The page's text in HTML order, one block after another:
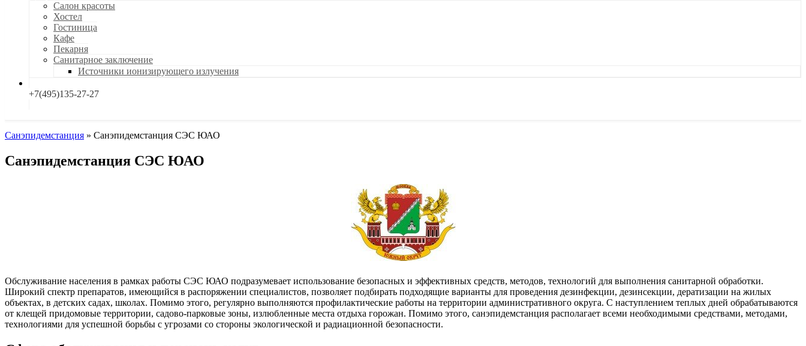
Салон красоты
Хостел
Гостиница
Кафе
Пекарня
Санитарное заключение
Источники ионизирующего излучения
+7(495)135-27-27
Санэпидемстанция » Санэпидемстанция СЭС ЮАО
Санэпидемстанция СЭС ЮАО
Обслуживание населения в рамках работы СЭС ЮАО подразумевает использование безопасных и эффективных средств, методов, технологий для выполнения санитарной обработки.
Широкий спектр препаратов, имеющийся в распоряжении специалистов, позволяет подбирать подходящие варианты для проведения дезинфекции, дезинсекции, дератизации на жилых
объектах, в детских садах, школах. Помимо этого, регулярно выполняются профилактические работы на территории административного округа. С наступлением теплых дней обрабатываются
от клещей придомовые территории, садово-парковые зоны, излюбленные места отдыха горожан. Помимо этого, санэпидемстанция располагает всеми необходимыми средствами, методами,
технологиями для успешной борьбы с угрозами со стороны экологической и радиационной безопасности.